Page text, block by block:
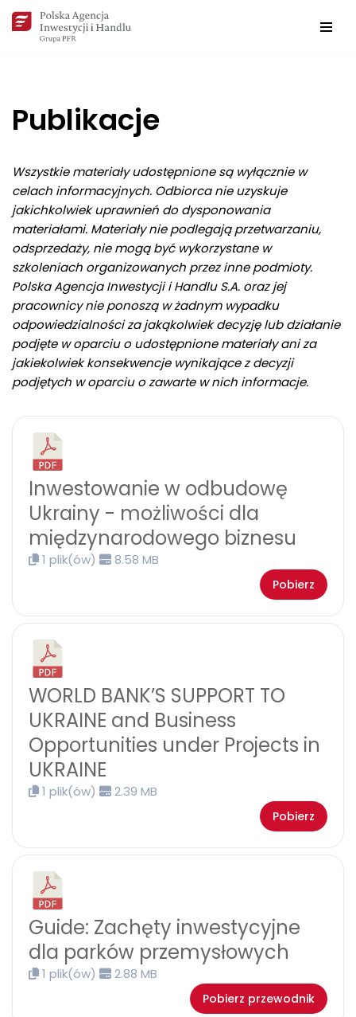
Przejdź
Publikacje
Wszystkie materiały udostępnione są wyłącznie w
celach informacyjnych. Odbiorca nie uzyskuje
jakichkolwiek uprawnień do dysponowania
materiałami. Materiały nie podlegają przetwarzaniu,
odsprzedaży, nie mogą być wykorzystane w
szkoleniach organizowanych przez inne podmioty.
Polska Agencja Inwestycji i Handlu S.A. oraz jej
pracownicy nie ponoszą wżadnym wypadku
odpowiedzialności za jakąkolwiek decyzję lub działanie
podjęte w oparciu o udostępnione materiały ani za
jakiekolwiek konsekwencje wynikające z decyzji
podjętych w oparciu ozawarte w nich informacje.
Inwestowanie w odbudowę
Ukrainy - możliwości dla
międzynarodowego biznesu
1 plik(ów) 8.58 MB
Pobierz
WORLD BANK’S SUPPORT TO
UKRAINE and Business
Opportunities under Projects in
UKRAINE
1 plik(ów) 2.39 MB
Pobierz
Guide: Zachęty inwestycyjne
dla parków przemysłowych
1 plik(ów) 2.88 MB
Pobierz przewodnik